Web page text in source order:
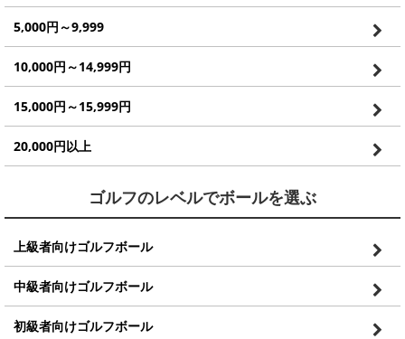
5,000円～9,999
10,000円～14,999円
15,000円～15,999円
20,000円以上
ゴルフのレベルでボールを選ぶ
上級者向けゴルフボール
中級者向けゴルフボール
初級者向けゴルフボール